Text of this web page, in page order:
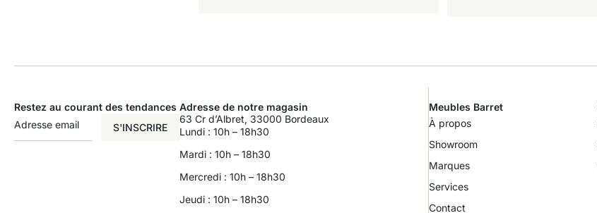
Restez au courant des tendances
S'INSCRIRE
Adresse de notre magasin
63 Cr d’Albret, 33000 Bordeaux
Lundi : 10h – 18h30
Mardi : 10h – 18h30
Mercredi : 10h – 18h30
Jeudi : 10h – 18h30
Meubles Barret
À propos
Showroom
Marques
Services
Contact